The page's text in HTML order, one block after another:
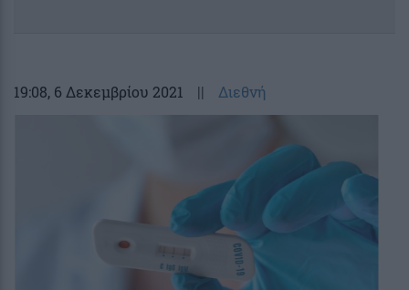
19:08, 6 Δεκεμβρίου 2021 || Διεθνή